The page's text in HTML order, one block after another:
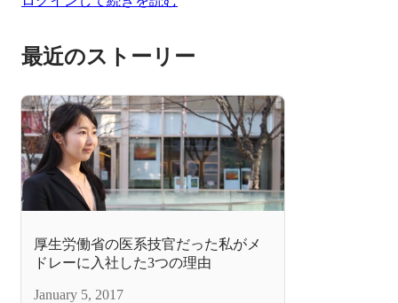
最近のストーリー
厚生労働省の医系技官だった私がメ
ドレーに入社した3つの理由
January 5, 2017